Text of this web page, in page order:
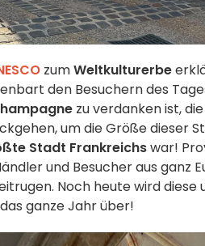
zumWeltkulturerbe
den Besuchern des
zu verdanken ist,
um die Größe dieser
Stadt Frankreichswar!
und Besucher aus ganz
Noch heute wird
ganze Jahr über!